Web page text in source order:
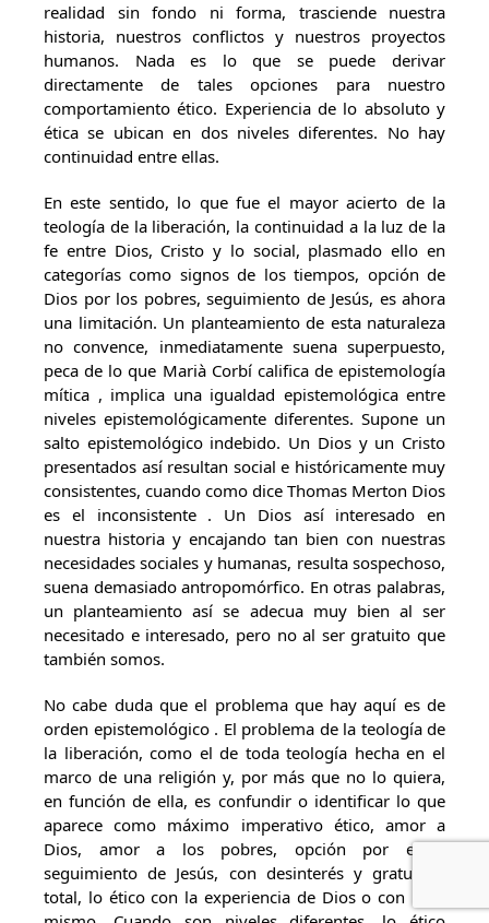
realidad sin fondo ni forma, trasciende nuestra
historia, nuestros conflictos y nuestros proyectos
humanos. Nada es lo que se puede derivar
directamente de tales opciones para nuestro
comportamiento ético. Experiencia de lo absoluto y
ética se ubican en dos niveles diferentes. No hay
continuidad entre ellas.
En este sentido, lo que fue el mayor acierto de la
teología de la liberación, la continuidad a la luz de la
fe entre Dios, Cristo y lo social, plasmado ello en
categorías como signos de los tiempos, opción de
Dios por los pobres, seguimiento de Jesús, es ahora
una limitación. Un planteamiento de esta naturaleza
no convence, inmediatamente suena superpuesto,
peca de lo que Marià Corbí califica de epistemología
mítica , implica una igualdad epistemológica entre
niveles epistemológicamente diferentes. Supone un
salto epistemológico indebido. Un Dios y un Cristo
presentados así resultan social e históricamente muy
consistentes, cuando como dice Thomas Merton Dios
es el inconsistente . Un Dios así interesado en
nuestra historia y encajando tan bien con nuestras
necesidades sociales y humanas, resulta sospechoso,
suena demasiado antropomórfico. En otras palabras,
un planteamiento así se adecua muy bien al ser
necesitado e interesado, pero no al ser gratuito que
también somos.
No cabe duda que el problema que hay aquí es de
orden epistemológico . El problema de la teología de
la liberación, como el de toda teología hecha en el
marco de una religión y, por más que no lo quiera,
en función de ella, es confundir o identificar lo que
aparece como máximo imperativo ético, amor a
Dios, amor a los pobres, opción por ellos,
seguimiento de Jesús, con desinterés y gratuidad
total, lo ético con la experiencia de Dios o con Dios